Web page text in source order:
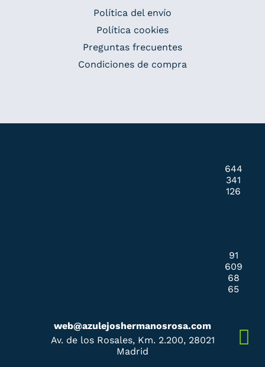
Política del envío
Política cookies
Preguntas frecuentes
Condiciones de compra
644
341
126
91
609
68
65
web@azulejoshermanosrosa.com
Av. de los Rosales, Km. 2.200, 28021
Madrid